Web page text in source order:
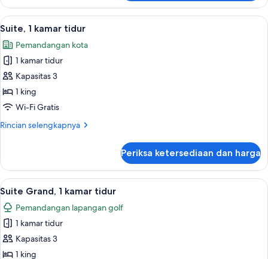
Kamar
Premium,
2
Tidur
Queen
Lihat
semua
foto
untuk
Suite,
1
kamar
Brankas, setrika/meja setrika, Wi-Fi
2
Suite, 1 kamar tidur
Pemandangan kota
1 kamar tidur
Kapasitas 3
1 king
Wi-Fi Gratis
Rincian selengkapnya
Rincian
Suite,
kamar
tidur
Periksa ketersediaan dan harga
Lihat
semua
foto
untuk
Suite
Grand,
Suite Grand, 1 kamar tidur | Area
1
Suite Grand, 1 kamar tidur
Pemandangan lapangan golf
1 kamar tidur
Kapasitas 3
1 king